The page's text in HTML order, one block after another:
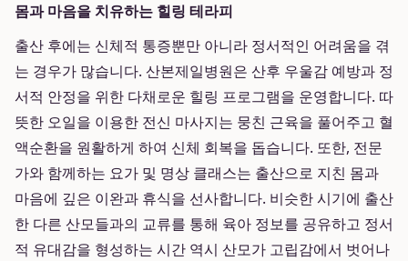
몸과 마음을 치유하는 힐링 테라피
출산 후에는 신체적 통증뿐만 아니라 정서적인 어려움을 겪
는 경우가 많습니다. 산본제일병원은 산후 우울감 예방과 정
서적 안정을 위한 다채로운 힐링 프로그램을 운영합니다. 따
뜻한 오일을 이용한 전신 마사지는 뭉친 근육을 풀어주고 혈
액순환을 원활하게 하여 신체 회복을 돕습니다. 또한, 전문
가와 함께하는 요가 및 명상 클래스는 출산으로 지친 몸과
마음에 깊은 이완과 휴식을 선사합니다. 비슷한 시기에 출산
한 다른 산모들과의 교류를 통해 육아 정보를 공유하고 정서
적 유대감을 형성하는 시간 역시 산모가 고립감에서 벗어나